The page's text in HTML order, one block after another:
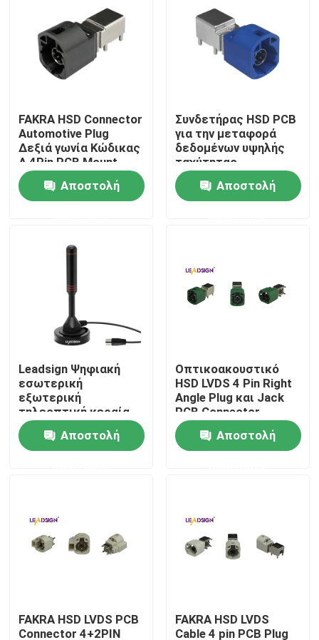
Σχετικά με εμάς
Ξενάγηση στο εργοστάσιο
Ελεγχος ποιότητας
Ζητήστε μια προσφορά
Συνδετήρας PCB FAKRA
FAKRA HSD Connector
Automotive Plug
Δεξιά γωνία Κώδικας
A 4Pin PCB Mount
Αποστολή
Συνδετήρας HSD PCB
για την μεταφορά
δεδομένων υψηλής
ταχύτητας
Αποστολή
Leadsign Ψηφιακή
εσωτερική
εξωτερική
τηλεοπτική κεραία
με μαγνητική βάση
και 16,5 πόδια μακρύ
καλωδιακή
Αποστολή
Οπτικοακουστικό
HSD LVDS 4 Pin Right
Angle Plug και Jack
PCB Connector
Αποστολή
FAKRA HSD LVDS PCB
Connector 4+2PIN
FAKRA HSD LVDS
Cable 4 pin PCB Plug